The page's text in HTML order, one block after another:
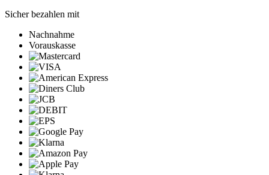
Sicher bezahlen mit
Nachnahme
Vorauskasse